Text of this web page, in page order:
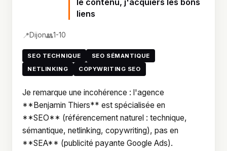
liens
📍Dijon👥1-10
SEO TECHNIQUE
SEO SÉMANTIQUE
NETLINKING
COPYWRITING SEO
Je remarque une incohérence : l'agence
**Benjamin Thiers** est spécialisée en
**SEO** (référencement naturel : technique,
sémantique, netlinking, copywriting), pas en
**SEA** (publicité payante Google Ads).